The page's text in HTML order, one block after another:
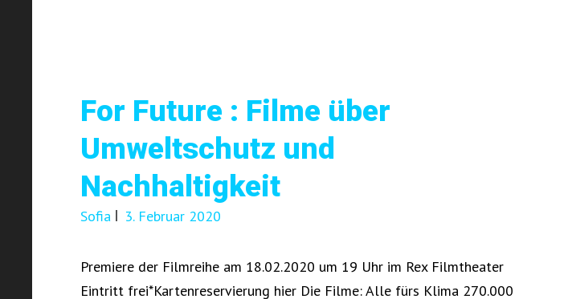
For Future : Filme über
Umweltschutz und
Nachhaltigkeit
Sofia 3. Februar 2020
Premiere der Filmreihe am 18.02.2020 um 19 Uhr im Rex Filmtheater
Eintritt frei*Kartenreservierung hier Die Filme: Alle fürs Klima 270.000